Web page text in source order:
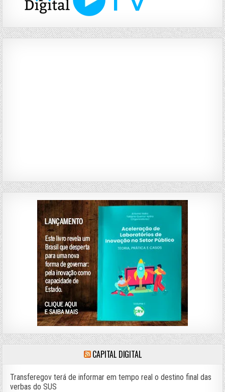
CAPITAL DIGITAL
Transferegov terá de informar em tempo real o destino final das
verbas do SUS